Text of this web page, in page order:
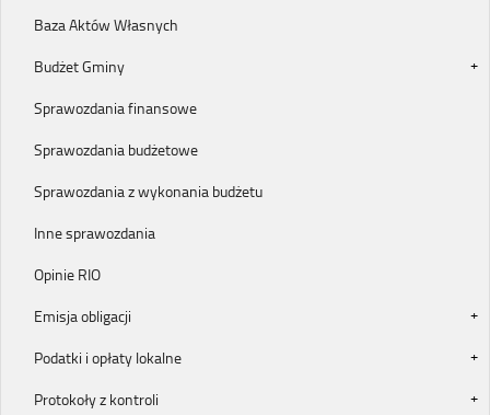
Baza Aktów Własnych
Budżet Gminy
Sprawozdania finansowe
Sprawozdania budżetowe
Sprawozdania z wykonania budżetu
Inne sprawozdania
Opinie RIO
Emisja obligacji
Podatki i opłaty lokalne
Protokoły z kontroli